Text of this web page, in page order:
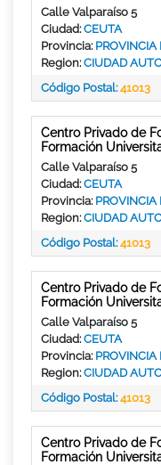
Calle Valparaíso 5
Ciudad:CEUTA
Provincia: PROVINCIA
Region:CIUDAD
Código Postal:41013
Centro Privado de
Formación
Calle Valparaíso 5
Ciudad:CEUTA
Provincia: PROVINCIA
Region:CIUDAD
Código Postal:41013
Centro Privado de
Formación
Calle Valparaíso 5
Ciudad:CEUTA
Provincia: PROVINCIA
Region:CIUDAD
Código Postal:41013
Centro Privado de
Formación